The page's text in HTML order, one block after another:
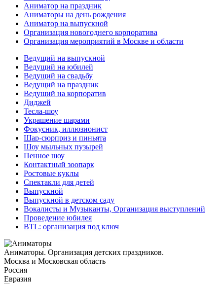
Аниматор на праздник
Аниматоры на день рождения
Аниматор на выпускной
Организация новогоднего корпоратива
Организация мероприятий в Москве и области
Ведущий на выпускной
Ведущий на юбилей
Ведущий на свадьбу
Ведущий на праздник
Ведущий на корпоратив
Диджей
Тесла-шоу
Украшение шарами
Фокусник, иллюзионист
Шар-сюрприз и пиньята
Шоу мыльных пузырей
Пенное шоу
Контактный зоопарк
Ростовые куклы
Спектакли для детей
Выпускной
Выпускной в детском саду
Вокалисты и Музыканты, Организация выступлений
Проведение юбилея
BTL: организация под ключ
Аниматоры. Организация детских праздников.
Москва и Московская область
Россия
Евразия